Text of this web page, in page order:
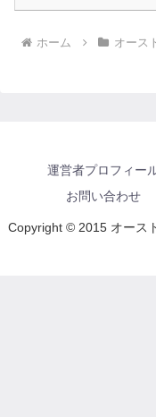
ホーム オース
運営者プロフィー
お問い合わせ
Copyright © 2015 オース